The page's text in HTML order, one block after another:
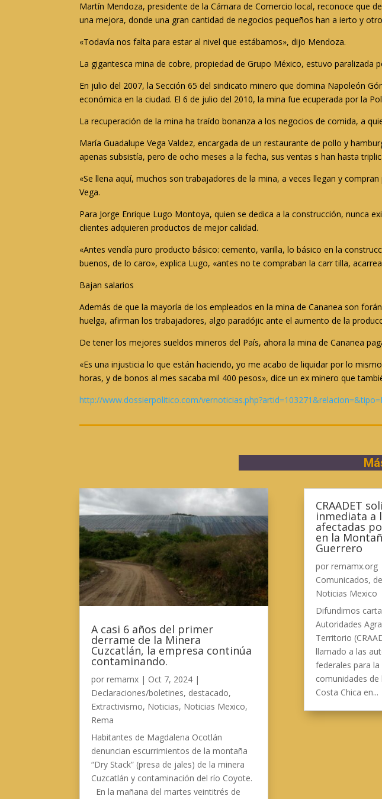
Martín Mendoza, presidente de la Cámara de Comercio local, reconoce que
una mejora, donde una gran cantidad de negocios pequeños han a ierto y
«Todavía nos falta para estar al nivel que estábamos», dijo Mendoza.
La gigantesca mina de cobre, propiedad de Grupo México, estuvo paralizada
En julio del 2007, la Sección 65 del sindicato minero que domina Napoleón
económica en la ciudad. El 6 de julio del 2010, la mina fue ecuperada por la
La recuperación de la mina ha traído bonanza a los negocios de comida, a
María Guadalupe Vega Valdez, encargada de un restaurante de pollo y
apenas subsistía, pero de ocho meses a la fecha, sus ventas s han hasta
«Se llena aquí, muchos son trabajadores de la mina, a veces llegan y
Vega.
Para Jorge Enrique Lugo Montoya, quien se dedica a la construcción, nunca
clientes adquieren productos de mejor calidad.
«Antes vendía puro producto básico: cemento, varilla, lo básico en la
buenos, de lo caro», explica Lugo, «antes no te compraban la carr tilla,
Bajan salarios
Además de que la mayoría de los empleados en la mina de Cananea son
huelga, afirman los trabajadores, algo paradójic ante el aumento de la
De tener los mejores sueldos mineros del País, ahora la mina de Cananea
«Es una injusticia lo que están haciendo, yo me acabo de liquidar por lo
horas, y de bonos al mes sacaba mil 400 pesos», dice un ex minero que
http://www.dossierpolitico.com/
A casi 6 años del primer
derrame de la Minera
Cuzcatlán, la empresa continúa
contaminando.
porremamx | Oct 7, 2024 |
Declaraciones/boletines, destacado,
Extractivismo, Noticias, Noticias Mexico,
Rema
Habitantes de Magdalena Ocotlán
denuncian escurrimientos de la montaña
“Dry Stack” (presa de jales) de la minera
Cuzcatlán y contaminación del río Coyote.
En la mañana del martes veintitrés de
CRAADET
inmediata a
afectadas
en la
Guerrero
por remamx.org
Comunicados,
Noticias Mexico
Difundimos
Autoridades
Territorio
llamado a las
federales para
comunidades
Costa Chica en...